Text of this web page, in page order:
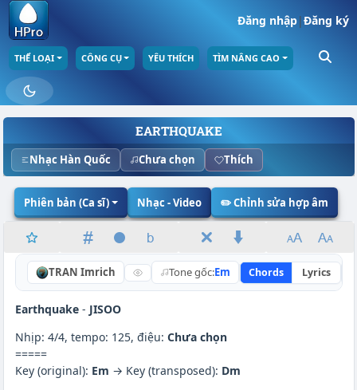
Đăng nhập|Đăng ký
THỂ LOẠI CÔNG CỤ YÊU THÍCH TÌM NÂNG CAO
EARTHQUAKE
Nhạc Hàn Quốc Chưa chọn Thích
Phiên bản (Ca sĩ) Nhạc - Video ✏️ Chỉnh sửa hợp âm
TRAN Imrich Tone gốc:Em Chords Lyrics
Earthquake- JISOO
Nhịp: 4/4, tempo: 125, điệu: Chưa chọn
=====
Key (original): Em → Key (transposed): Dm